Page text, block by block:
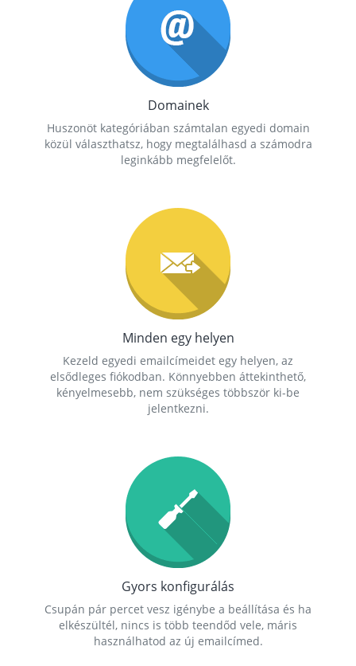
Domainek
Huszonöt kategóriában számtalan egyedi domain
közül választhatsz, hogy megtalálhasd a számodra
leginkább megfelelőt.
Minden egy helyen
Kezeld egyedi emailcímeidet egy helyen, az
elsődleges fiókodban. Könnyebben áttekinthető,
kényelmesebb, nem szükséges többször ki-be
jelentkezni.
Gyors konfigurálás
Csupán pár percet vesz igénybe a beállítása és ha
elkészültél, nincs is több teendőd vele, máris
használhatod az új emailcímed.